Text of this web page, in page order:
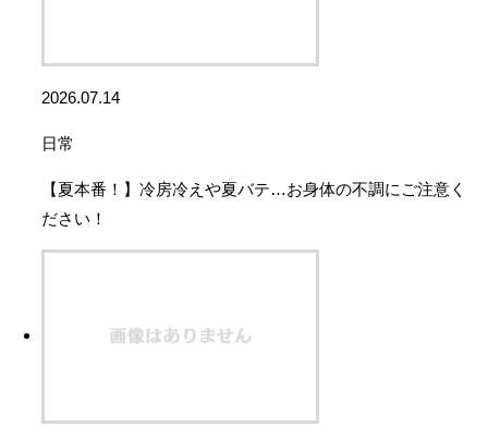
2026.07.14
日常
【夏本番！】冷房冷えや夏バテ…お身体の不調にご注意く
ださい！